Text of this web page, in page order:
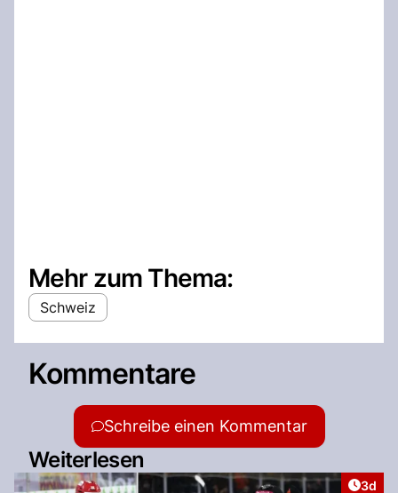
Mehr zum Thema:
Schweiz
Kommentare
Schreibe einen Kommentar
Weiterlesen
3d